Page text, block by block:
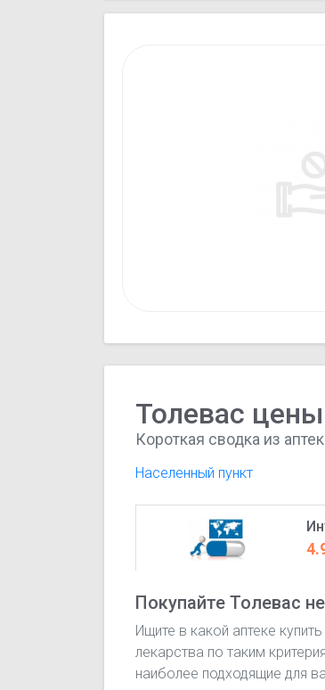
Толевас
Короткая сводка из
Населенный пункт
Покупайте Толевас
Ищите в какой аптеке
лекарства по таким
наиболее подходящие для